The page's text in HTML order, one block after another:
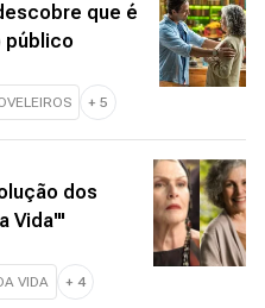
que é
público
+ 5
dos
Vida'"
VIDA + 4